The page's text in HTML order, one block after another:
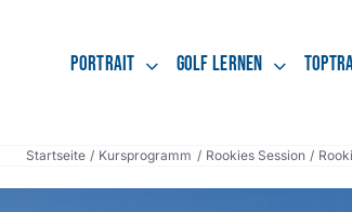
Portrait Golf lernen
Startseite Kursprogramm Rookies Session